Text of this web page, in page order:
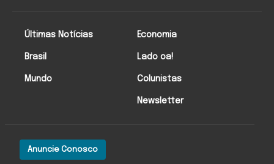
Anuncie Conosco
Últimas Notícias
Brasil
Mundo
Economia
Lado oa!
Colunistas
Newsletter